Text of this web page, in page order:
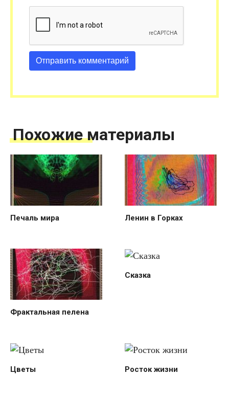
Похожие материалы
Печаль мира Ленин в Горках
Фрактальная пелена
Сказка
Цветы Росток жизни